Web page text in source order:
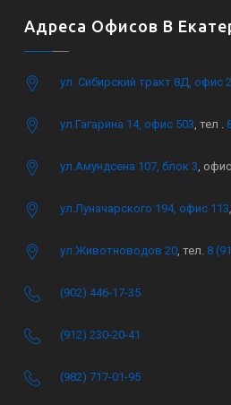
Адреса Офисов В
ул. Сибирский тракт 8Д, офис
ул.Гагарина 14, офис 503 , тел .
ул.Амундсена 107, блок 3 ,
ул.Луначарского 194, офис 113
ул.Животноводов 20 , тел. 8
(902) 446-17-35
(912) 230-20-41
(982) 717-01-95